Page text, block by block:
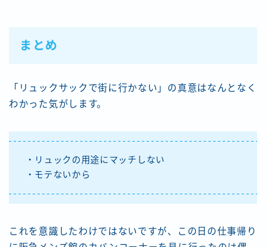
まとめ
「リュックサックで街に行かない」の真意はなんとなく
わかった気がします。
・リュックの用途にマッチしない
・モテないから
これを意識したわけではないですが、この日の仕事帰り